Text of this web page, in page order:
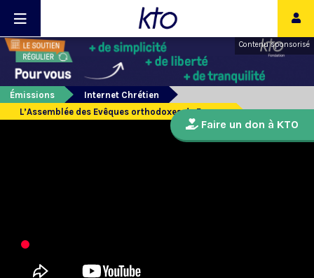
Contenu sponsorisé
Émissions
Internet Chrétien
L’Assemblée des Evêques orthodoxes de France
Faire un don à KTO